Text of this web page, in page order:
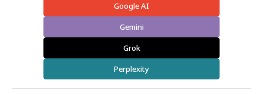
Google AI
Gemini
Grok
Perplexity